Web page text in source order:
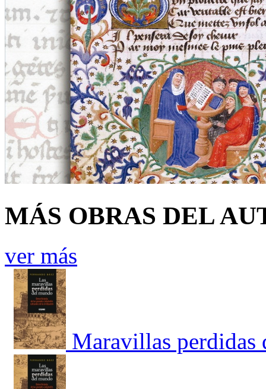
MÁS OBRAS DEL
ver más
Maravillas perdidas